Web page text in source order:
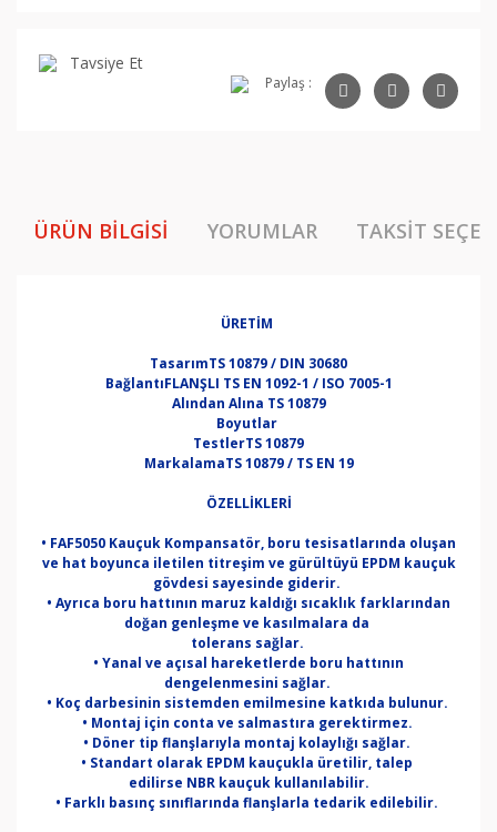
Tavsiye Et
Paylaş :
ÜRÜN BILGISI YORUMLAR TAKSIT
ÜRETİM
TasarımTS 10879 / DIN 30680
BağlantıFLANŞLI TS EN 1092-1 / ISO 7005-1
Alından Alına TS 10879
Boyutlar
TestlerTS 10879
MarkalamaTS 10879 / TS EN 19
ÖZELLİKLERİ
• FAF5050 Kauçuk Kompansatör, boru tesisatlarında oluşan
ve hat boyunca iletilen titreşim ve gürültüyü EPDM kauçuk
gövdesi sayesinde giderir.
• Ayrıca boru hattının maruz kaldığı sıcaklık farklarından
doğan genleşme ve kasılmalara da
tolerans sağlar.
• Yanal ve açısal hareketlerde boru hattının
dengelenmesini sağlar.
• Koç darbesinin sistemden emilmesine katkıda bulunur.
• Montaj için conta ve salmastıra gerektirmez.
• Döner tip flanşlarıyla montaj kolaylığı sağlar.
• Standart olarak EPDM kauçukla üretilir, talep
edilirse NBR kauçuk kullanılabilir.
• Farklı basınç sınıflarında flanşlarla tedarik edilebilir.